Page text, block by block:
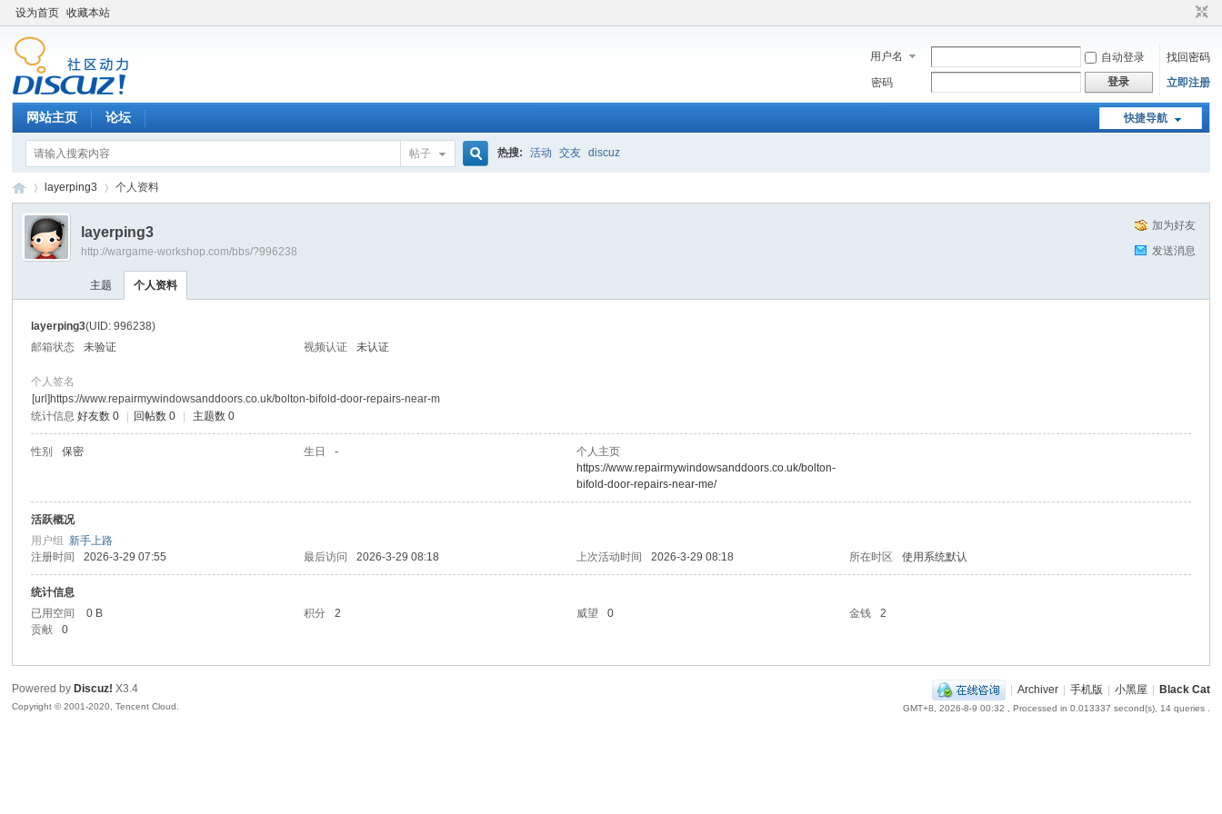
设为首页 收藏本站
用户名 自动登录
找回密码
密码
登录 立即注册
快捷导航
网站主页 论坛
帖子 热搜: 活动 交友 discuz
›
layerping3 个人资料
加为好友
发送消息
layerping3
http://wargame-workshop.com/bbs/?996238
主题 个人资料
layerping3(UID: 996238)
邮箱状态
未验证 视频认证 未认证
个人签名
[url]https://www.repairmywindowsanddoors.co.uk/bolton-bifold-door-repairs-near-m
统计信息 好友数 0 回帖数 0 主题数 0
性别 保密 生日 -
个人主页
https://www.repairmywindowsanddoors.co.uk/bolton-
bifold-door-repairs-near-me/
活跃概况
用户组新手上路
注册时间
2026-3-29 07:55 最后访问 2026-3-29 08:18 上次活动时间 2026-3-29 08:18 所在时区 使用系统默认
统计信息
已用空间
0 B 积分 2 威望 0 金钱
2
贡献
0
| Archiver | 手机版 | 小黑屋 | Black Cat
GMT+8, 2026-8-9 00:32 , Processed in 0.013337 second(s), 14 queries .
Powered by Discuz! X3.4
Copyright © 2001-2020, Tencent Cloud.